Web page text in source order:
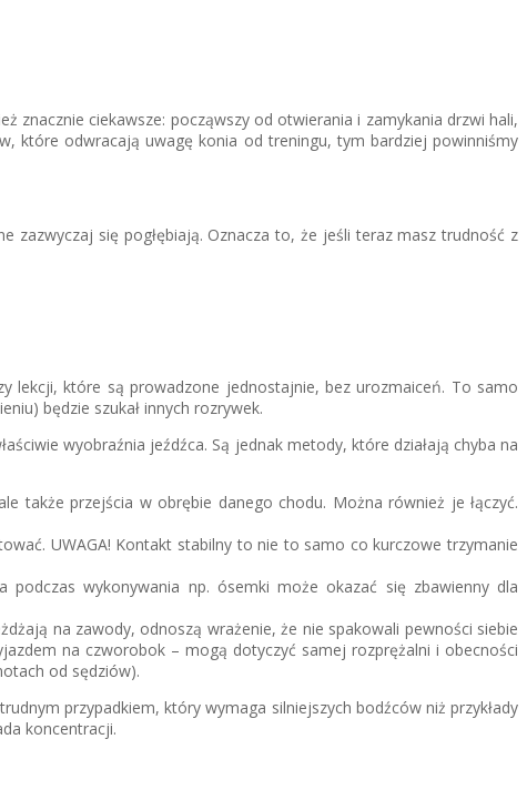
znacznie ciekawsze: począwszy od otwierania i zamykania drzwi hali,
które odwracają uwagę konia od treningu, tym bardziej powinniśmy
zazwyczaj się pogłębiają. Oznacza to, że jeśli teraz masz trudność z
lekcji, które są prowadzone jednostajnie, bez urozmaiceń. To samo
będzie szukał innych rozrywek.
wyobraźnia jeźdźca. Są jednak metody, które działają chyba na
także przejścia w obrębie danego chodu. Można również je łączyć.
UWAGA! Kontakt stabilny to nie to samo co kurczowe trzymanie
wykonywania np. ósemki może okazać się zbawienny dla
na zawody, odnoszą wrażenie, że nie spakowali pewności siebie
na czworobok – mogą dotyczyć samej rozprężalni i obecności
od sędziów).
przypadkiem, który wymaga silniejszych bodźców niż przykłady
koncentracji.